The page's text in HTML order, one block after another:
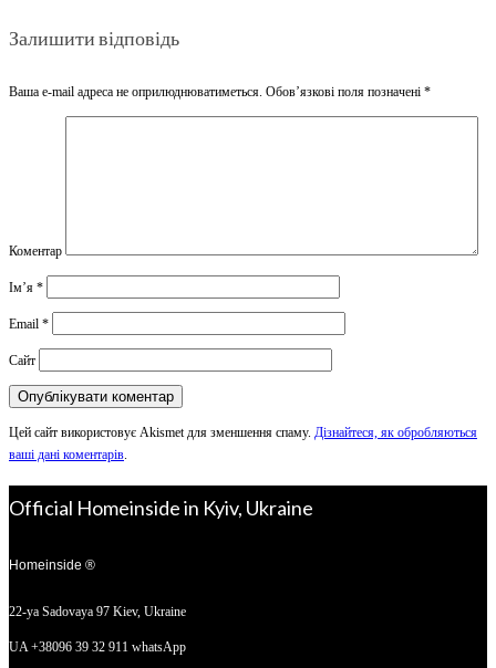
Залишити відповідь
Ваша e-mail адреса не оприлюднюватиметься. Обов’язкові поля позначені *
Коментар
Ім’я *
Email *
Сайт
Цей сайт використовує Akismet для зменшення спаму. Дізнайтеся, як обробляються
ваші дані коментарів.
Official Homeinside in Kyiv, Ukraine
Homeinside ®
22-ya Sadovaya 97 Kiev, Ukraine
UA +38096 39 32 911 whatsApp